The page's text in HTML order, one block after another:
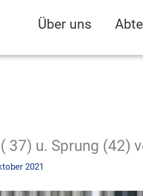
Über uns
37) u. Sprung (42)
2021